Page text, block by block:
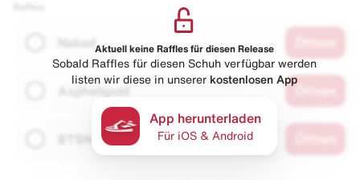
Naked
Asphaltgold
Aktuell keine Raffles für diesen Release
Sobald Raffles für diesen Schuh verfügbar werden
listen wir diese in unserer kostenlosen App
App herunterladen
Für iOS & Android